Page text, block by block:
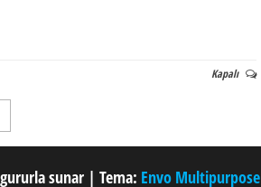
Kapalı
sunar | Tema: Envo Multipurpose